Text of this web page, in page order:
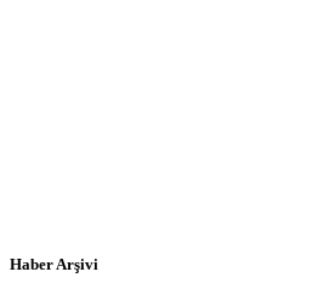
Haber Arşivi